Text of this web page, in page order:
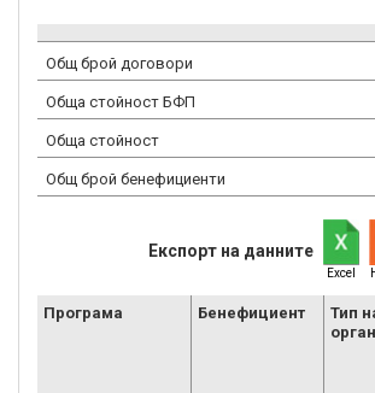
Общ брой договори
Обща стойност БФП
Обща стойност
Общ брой бенефициенти
Експорт на данните
Excel
Програма Бенефициент
Тип